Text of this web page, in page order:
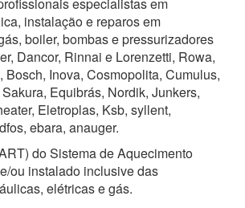
instalação e reparos em
boiler, bombas e pressurizadores
Dancor, Rinnai e Lorenzetti, Rowa,
Bosch, Inova, Cosmopolita, Cumulus,
Equibrás, Nordik, Junkers,
Eletroplas, Ksb, syllent,
ebara, anauger.
do Sistema de Aquecimento
ou instalado inclusive das
elétricas e gás.